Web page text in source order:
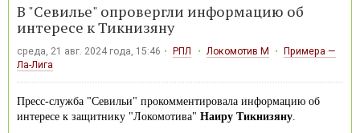
В "Севилье" опровергли информацию об
интересе к Тикнизяну
среда, 21 авг. 2024 года, 15:46 РПЛ Локомотив М
Примера —
Ла-Лига
Пресс-служба "Севильи" прокомментировала информацию об
интересе к защитнику "Локомотива" Наиру Тикнизяну